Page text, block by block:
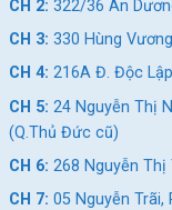
CH 2: 322/36 An
CH 3: 330 Hùng
CH 4: 216A Đ. Độc
CH 5: 24 Nguyễn Thị
(Q.Thủ Đức cũ)
CH 6: 268 Nguyễn Thị
CH 7: 05 Nguyễn Trãi,